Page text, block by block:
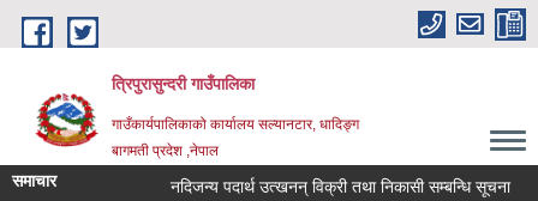
Skip to main content
त्रिपुरासुन्दरी गाउँपालिका
गाउँकार्यपालिकाको कार्यालय सल्यानटार, धादिङ्ग
बागमती प्रदेश ,नेपाल
समाचार नदिजन्य पदार्थ उत्खनन् विक्री तथा निकासी सम्बन्धि सूचना